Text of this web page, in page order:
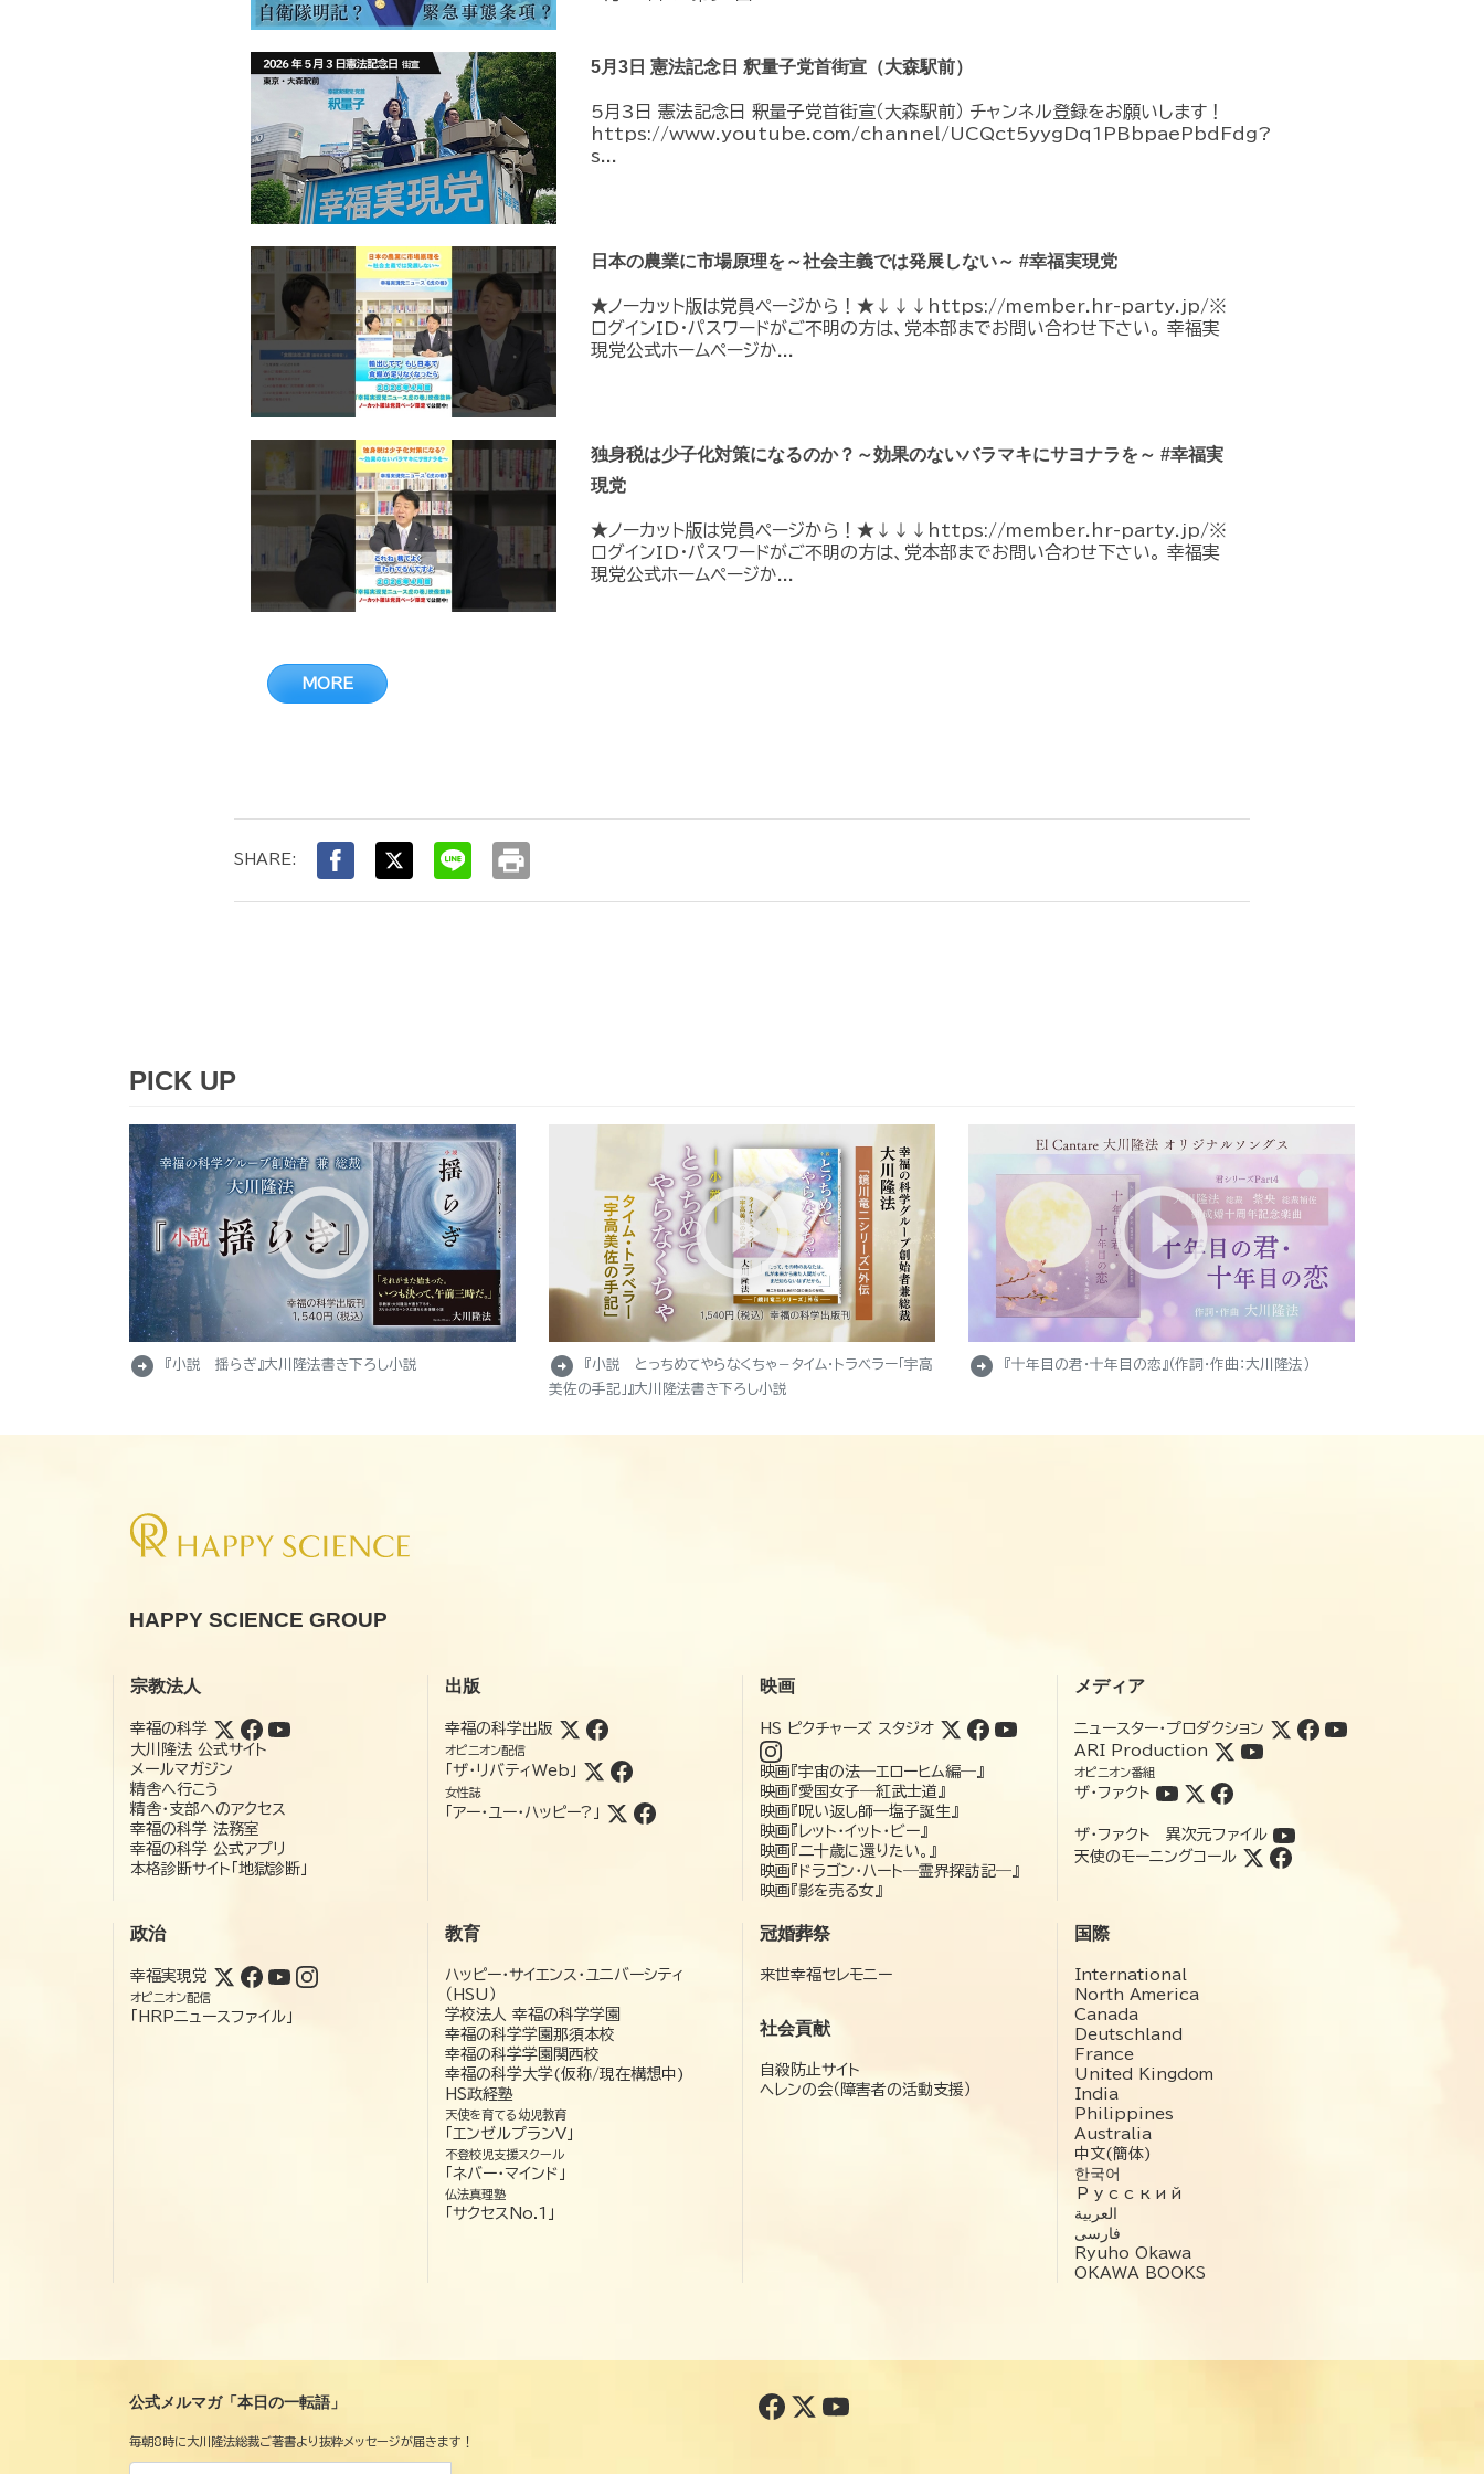
5月3日 憲法記念日 釈量子党首街宣（大森駅前）
5月3日 憲法記念日 釈量子党首街宣（大森駅前） チャンネル登録をお願いします！
https://www.youtube.com/channel/UCQct5yygDq1PBbpaePbdFdg?
s...
日本の農業に市場原理を～社会主義では発展しない～ #幸福実現党
★ノーカット版は党員ページから！★↓↓↓https://member.hr-party.jp/※
ログインID・パスワードがご不明の方は、党本部までお問い合わせ下さい。 幸福実
現党公式ホームページか...
独身税は少子化対策になるのか？～効果のないバラマキにサヨナラを～ #幸福実
現党
★ノーカット版は党員ページから！★↓↓↓https://member.hr-party.jp/※
ログインID・パスワードがご不明の方は、党本部までお問い合わせ下さい。 幸福実
現党公式ホームページか...
MORE
SHARE: print
PICK UP
arrow_circle_right 『小説 揺らぎ』大川隆法書き下ろし小説 arrow_circle_right
『小説 とっちめてやらなくちゃ－タイム・トラベラー「宇高
美佐の手記」』大川隆法書き下ろし小説
arrow_circle_right 『十年目の君・十年目の恋』（作詞・作曲：大川隆法）
HAPPY SCIENCE GROUP
宗教法人
幸福の科学
大川隆法 公式サイト
メールマガジン
精舎へ行こう
精舎・支部へのアクセス
幸福の科学 法務室
幸福の科学 公式アプリ
本格診断サイト「地獄診断」
出版
幸福の科学出版
オピニオン配信
「ザ・リバティWeb」
女性誌
「アー・ユー・ハッピー?」
映画
HS ピクチャーズ スタジオ
映画『宇宙の法―エローヒム編―』
映画『愛国女子―紅武士道』
映画『呪い返し師—塩子誕生』
映画『レット・イット・ビー』
映画『二十歳に還りたい。』
映画『ドラゴン・ハート―霊界探訪記―』
映画『影を売る女』
メディア
ニュースター・プロダクション
ARI Production
オピニオン番組
ザ・ファクト
ザ・ファクト 異次元ファイル
天使のモーニングコール
政治
幸福実現党
オピニオン配信
「HRPニュースファイル」
教育
ハッピー・サイエンス・ユニバーシティ
（HSU）
学校法人 幸福の科学学園
幸福の科学学園那須本校
幸福の科学学園関西校
幸福の科学大学(仮称/現在構想中)
HS政経塾
天使を育てる幼児教育
「エンゼルプランV」
不登校児支援スクール
「ネバー・マインド」
仏法真理塾
「サクセスNo.1」
冠婚葬祭
来世幸福セレモニー
社会貢献
自殺防止サイト
ヘレンの会（障害者の活動支援）
国際
International
North America
Canada
Deutschland
France
United Kingdom
India
Philippines
Australia
中文(簡体)
한국어
Русский
العربية‏
فارسی
Ryuho Okawa
OKAWA BOOKS
公式メルマガ「本日の一転語」
毎朝8時に大川隆法総裁ご著書より抜粋メッセージが届きます！